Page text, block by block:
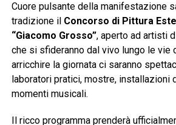
Cuore pulsante della manifestazione
tradizione il Concorso di Pittura
“Giacomo Grosso”, aperto ad artisti
che si sfideranno dal vivo lungo le vie
arricchire la giornata ci saranno
laboratori pratici, mostre, installazioni
momenti musicali.
Il ricco programma prenderà